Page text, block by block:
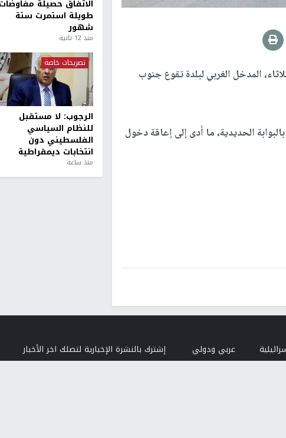
المدخل الغربي لبلدة تقوع جنوب
الحديدية، ما أدى إلى إعاقة دخول
الاتفاق حصيلة مفاوضات
طويلة استمرت ستة
شهور
منذ 12 ثانية
تصريحات خاصة
الرجوب: لا مستقبل
للنظام السياسي
الفلسطيني دون
انتخابات ديمقراطية
منذ ساعة
عربي ودولي
إشترك بالنشرة الإخبارية لتصلك اخر الأخبار